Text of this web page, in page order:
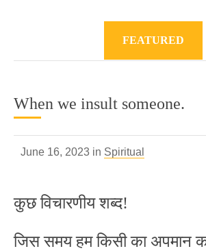
FEATURED
When we insult someone.
June 16, 2023 in Spiritual
कुछ विचारणीय शब्द!
जिस समय हम किसी का अपमान